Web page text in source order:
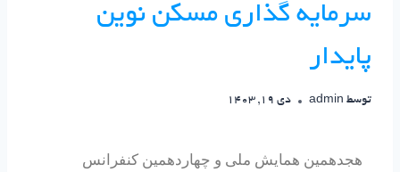
سرمایه گذاری مسکن نوین
پایدار
توسط admin دی 19, 1403
هجدهمین همایش ملی و چهاردهمین کنفرانس